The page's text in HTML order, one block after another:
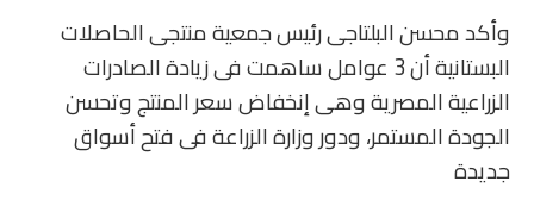
وأكد محسن البلتاجى رئيس جمعية منتجى الحاصلات
البستانية أن 3 عوامل ساهمت فى زيادة الصادرات
الزراعية المصرية وهى إنخفاض سعر المنتج وتحسن
الجودة المستمر، ودور وزارة الزراعة فى فتح أسواق
جديدة